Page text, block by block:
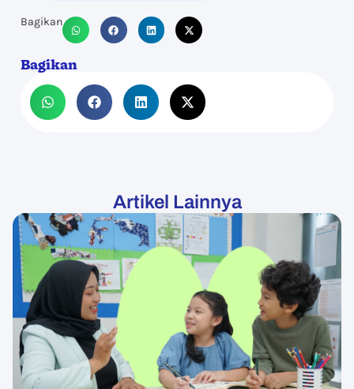
Bagikan
Bagikan
Artikel Lainnya